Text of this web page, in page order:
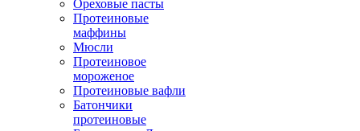
Ореховые пасты
Протеиновые
маффины
Мюсли
Протеиновое
мороженое
Протеиновые вафли
Батончики
протеиновые